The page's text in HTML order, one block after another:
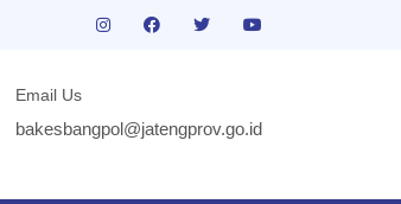
Email Us
bakesbangpol@jatengprov.go.id